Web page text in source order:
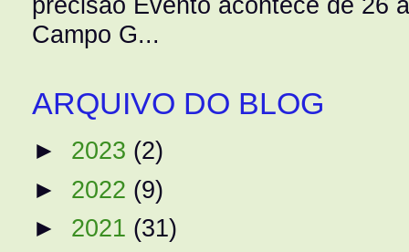
Campo G...
ARQUIVO DO BLOG
► 2023 (2)
► 2022 (9)
► 2021 (31)